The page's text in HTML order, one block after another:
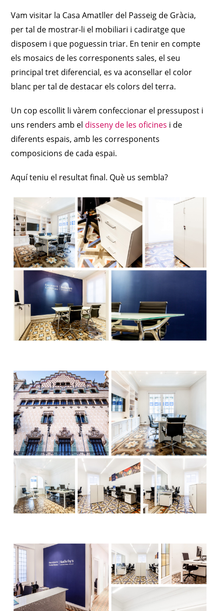
Vam visitar la Casa Amatller del Passeig de Gràcia,
per tal de mostrar-li el mobiliari i cadiratge que
disposem i que poguessin triar. En tenir en compte
els mosaics de les corresponents sales, el seu
principal tret diferencial, es va aconsellar el color
blanc per tal de destacar els colors del terra.
Un cop escollit li vàrem confeccionar el pressupost i
uns renders amb el disseny de les oficines i de
diferents espais, amb les corresponents
composicions de cada espai.
Aquí teniu el resultat final. Què us sembla?